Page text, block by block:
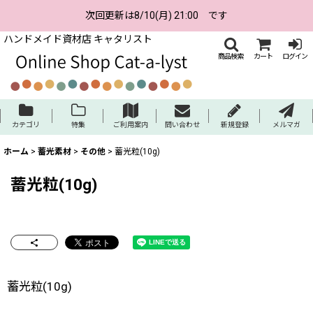
次回更新は8/10(月) 21:00 です
ハンドメイド資材店 キャタリスト
商品検索 カート ログイン
カテゴリ 特集 ご利用案内 問い合わせ 新規登録 メルマガ
ホーム > 蓄光素材 > その他 > 蓄光粒(10g)
蓄光粒(10g)
蓄光粒(10g)